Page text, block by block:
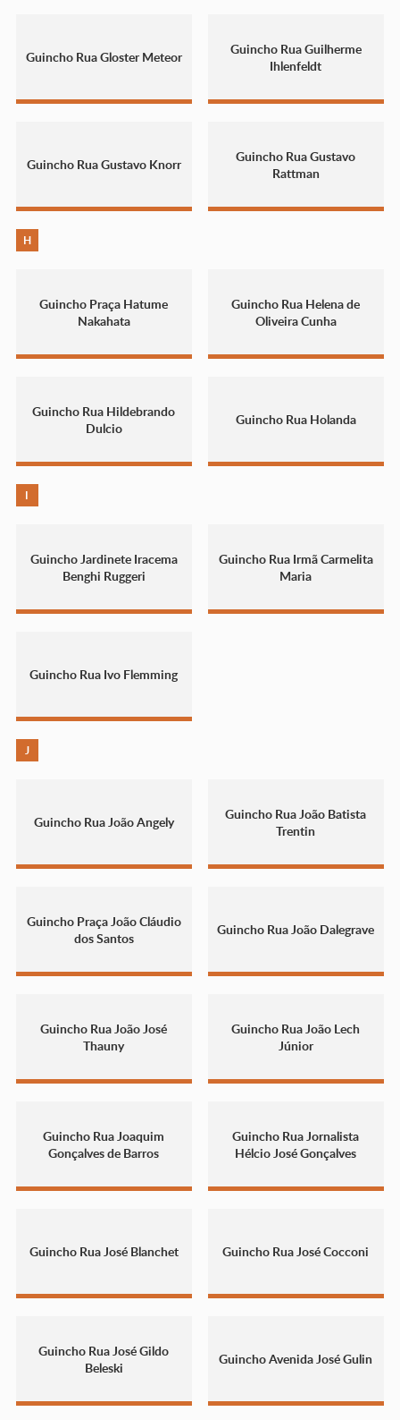
Guincho Rua Gloster Meteor
Guincho Rua Guilherme
Ihlenfeldt
Guincho Rua Gustavo Knorr
Guincho Rua Gustavo
Rattman
H
Guincho Praça Hatume
Nakahata
Guincho Rua Helena de
Oliveira Cunha
Guincho Rua Hildebrando
Dulcio
Guincho Rua Holanda
I
Guincho Jardinete Iracema
Benghi Ruggeri
Guincho Rua Irmã Carmelita
Maria
Guincho Rua Ivo Flemming
J
Guincho Rua João Angely
Guincho Rua João Batista
Trentin
Guincho Praça João Cláudio
dos Santos
Guincho Rua João Dalegrave
Guincho Rua João José
Thauny
Guincho Rua João Lech
Júnior
Guincho Rua Joaquim
Gonçalves de Barros
Guincho Rua Jornalista
Hélcio José Gonçalves
Guincho Rua José Blanchet Guincho Rua José Cocconi
Guincho Rua José Gildo
Beleski
Guincho Avenida José Gulin